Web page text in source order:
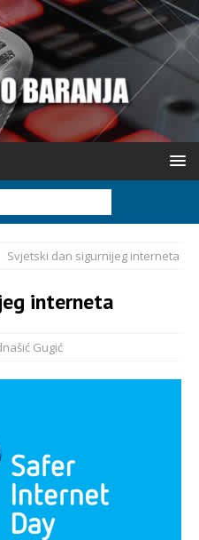
Svjetski dan sigurnijeg interneta
interneta
Gugić